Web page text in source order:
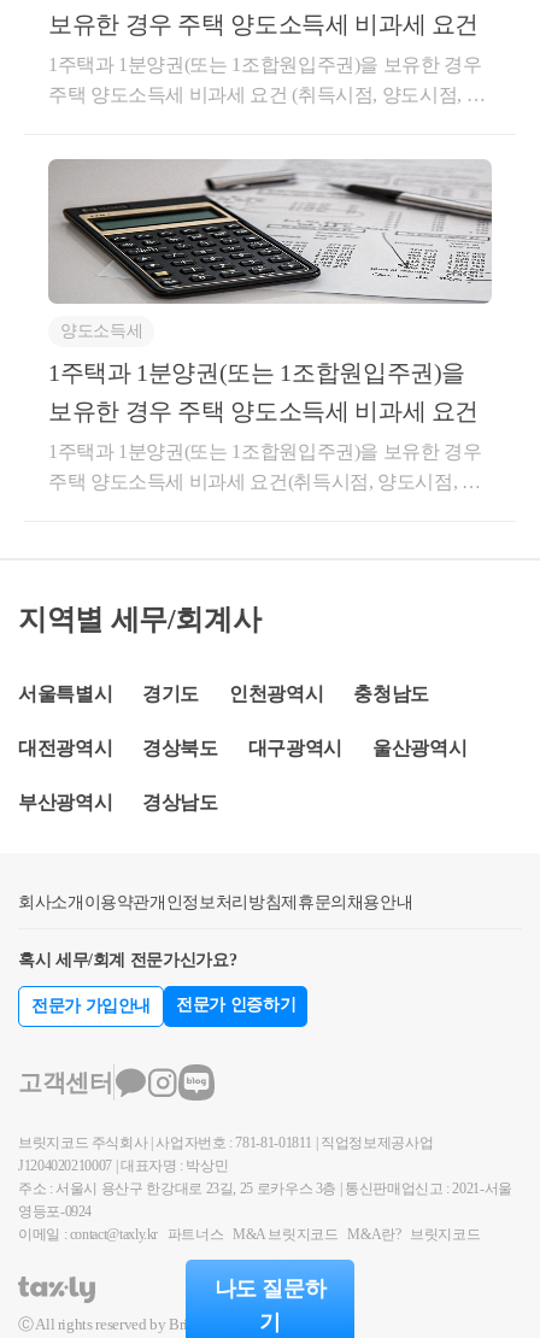
나도 질문하
기
경우 주택 양도소득세 비과세 요건 (취득시점, 양도시
점, ...blog.naver.com서면인터넷방문상담4팀-3872귀속
년도 : 2006등록일자 : 2009.01.02.생산일자 : 2006.11.24.
‘조합원입주권’으로 전환되어 당해 ‘조합원입주권’을
보유한 상태에서 나머지 주택을 양도하는 경우 동법
시행령 제156조의 2 제3항 및 제4항의 규정을 적용받
을 수 없는 것임회신2주택을 보유하던 1세대가 그 중
하나의 주택이 「소득세법」 제89조 제2항의 규정에
의한 ‘조합원입주권’으로 전환되어 당해 ‘조합원입주
권’을 보유한 상태에서 나머지 주택을 양도하는 경우
동법 시행령 제156조의 2 제3항 및 제4항의 규정을 적
용받을 수 없는 것입니다.상세내용1. 질의내용 요약 ○
거주하고 있음 2. 2005년 9월 ○○시 ○○구 소재 B주택을
취득하였으며 동주택이 - 2006년 9월 주택재건축사업
이 적용되는지 여부?2. 질의내용에 대한 자료가. 관련
한 경우 1세대1주택의 특례】 ③ 국내에 1주택을 소유
취득함으로써 일시적으로 1주택과 1조합원입주권을
소유하게 된 경우 조합원입주권을 취득한 날부터 1년
보아 제154조 제1항의 규정을 적용한다. (2005. 12. 31.
도하기 전에 조합원입주권을 취득함으로써 일시적으
로 1주택과 1조합원입주권을 소유하게 된 경우 조합원
입주권을 취득한 날부터 1년이 경과하여 종전의 주택
을 양도하는 경우로서 다음 각 호의 요건을 모두 갖춘
때에는 이를 1세대1주택으로 보아 제154조 제1항의 규
경정비법」에 따른 주택재개발사업(이하 “주택재개발
사업”이라 한다) 또는 동법에 따른 주택재건축사업(이
하 “주택재건축사업”이라 한다)의 관리처분계획에 따
라 취득하는 주택이 완성된 후 1년 이내에 그 주택으로
세대전원이 이사(재정경제부령이 정하는 취학, 근무상
의 형편, 질병의 요양 그 밖의 부득이한 사유로 세대의
보유한 경우 주택 양도소득세 비과세 요건
1주택과 1분양권(또는 1조합원입주권)을 보유한 경우
주택 양도소득세 비과세 요건 (취득시점, 양도시점, 예
무사입니다. ​2021.01.01 이후로 취득한 분양권도 양도
소득세에서 주택수에 포함되기 때문에 분양권과 주택
을 보유한 경우, 주택을 양도한다면 일반적으로 2주택
자에 해당되어 양도소득세가 과세됩니다. 다만 일정
요건을 충족하면 주택을 비과세 받을 수 있습니다. 1분
양권(또는 입주권)과 1주택을 보유할 경우, 1주택 양도
시 비과세를 받기 위해서는 아래의 1 혹은 2 요건을 충
족해야 합니다.​​​1. 분양권 (입주권) 취득일로부터 3년 이
득일로부터 3년 이내 양도하고 아래 요건을 모두 충족
하는 경우a. 종전주택을 취득한 날부터 1년 이상 지난
후 조합원입주권 취득b. 조합원입주권을 취득한 날부
용하지 않는 경우도 있습니다.※ 1년 이상이 지난 후
분양권(입주권)을 취득하는 요건을 적용하지 않는 경
득하여 양도하는 경우로서 임차일부터 해당 주택의 양
사유로 세대원 중 일부가 거주하지 못하는 경우 포함)
일부가 법률에 의하여 수용되는 경우● 1년이상 거주한
로부터 3년이 지난 후 종전주택을 양도하는 경우분양
양도하는 경우에는 아래 요건을 모두 갖춘 경우 1세대
1주택 비과세를 적용받을 수 있습니다.종전에는 a요건
이 없었으나 과세형평을 제고하기 위해 신설되었습니
하게 된 때에는 그 사유가 발생한 날이 속하는 달의 말
합니다.​▶주택을 분양권(입주권) 취득일로부터 3년이
지나서 양도시 아래 요건을 모두 충족하는 경우a. 종전
주택을 취득한 날부터 1년 이상 지난 후 분양권(조합원
입주권)취득(2022년 개정사항)b. 재개발·재건축 주택
이 완성된 후 2년 이내 재개발·재건축주택으로 세대전
원이 이사하여 1년이상 계속 거주할 것c. 재개발·재건
축주택이 완성되기 전 또는 완성된 후 2년 이내에 종전
양도소득세
1주택과 1분양권(또는 1조합원입주권)을
보유한 경우 주택 양도소득세 비과세 요건
1주택과 1분양권(또는 1조합원입주권)을 보유한 경우
주택 양도소득세 비과세 요건(취득시점, 양도시점, 예
을 보유한 경우, 주택을 양도한다면 일반적으로 2주택
자에 해당되어 양도소득세가 과세됩니다. 다만 일정
택과 1분양권(또는 입주권)과 1주택을 보유할 경우, 주
건을 충족해야 합니다.1. 분양권 (입주권) 취득일로부
(조합원입주권) 취득일로부터 3년 이내 양도하고 아래
권(조합원입주권)을 취득한 날부터 3년 이내 종전주택
및 거주 등)을 충족할 것다만, 1년 이상 지난후분양권
(입주권)을 취득하는 요건을 적용하지 않는 경우도 있
습니다.※ 1년 이상이 지난 후 분양권(입주권)을 취득
또는 공공건설임대주택을 취득하여 양도하는 경우로
대전원이 거주한 기간(부득이한 사유로 세대원 중 일
부가 거주하지 못하는 경우 포함)이 5년 이상인 경우●
주택 및 그 부수토지의 전부 또는 일부가 법률에 의하
여 수용되는 경우● 1년이상 거주한 주택을 취학, 근무
상의 형편, 질병의 요양, 그 밖에 부득이한 사유로 양도
하는 경우2. 분양권(입주권) 취득일로부터 3년이 지난
후 종전주택을 양도하는 경우분양권(입주권)을 취득한
지역별 세무/회계사
서울특별시 경기도 인천광역시 충청남도
대전광역시 경상북도 대구광역시 울산광역시
부산광역시 경상남도
회사소개 이용약관개인정보처리방침제휴문의 채용안내
혹시 세무/회계 전문가신가요?
전문가 가입안내 전문가 인증하기
고객센터
브릿지코드 주식회사 | 사업자번호 : 781-81-01811 | 직업정보제공사업
J1204020210007 | 대표자명 : 박상민
주소 : 서울시 용산구 한강대로 23길, 25 로카우스 3층 | 통신판매업신고 : 2021-서울
영등포-0924
이메일 : contact@taxly.kr
파트너스 M&A 브릿지코드 M&A란? 브릿지코드
Ⓒ All rights reserved by BridgeCode.